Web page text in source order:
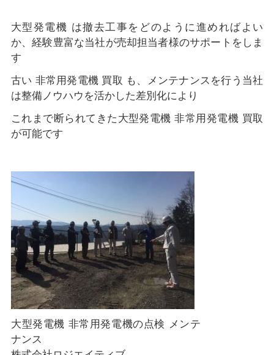
大型発電機 は撤去工事をどのように進めればよい
か、経験豊富な当社が売却担当者様のサポートをしま
す
古い 非常用発電機 買取 も、メンテナンスを行う当社
は整備ノウハウを活かした差別化により
これまで断られてきた大型発電機 非常用発電機 買取
が可能です
大型発電機 非常用発電機の点検 メンテ
ナンス